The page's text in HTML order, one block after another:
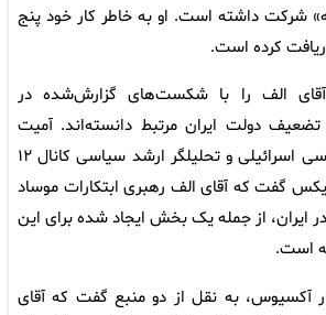
شرکت داشته است. او به خاطر کار خود پنج
کرده است.
آقای الف را با شکست‌های گزارش‌شده در
دولت ایران مرتبط دانسته‌اند. آمیت
سگال، روزنامه‌نگار سیاسی اسرائیلی و تحلیلگر ارشد سیاسی کانال ۱۲
گفت که آقای الف رهبری ابتکارات موساد
ایران، از جمله یک بخش ایجاد شده برای این
است.
آکسیوس، به نقل از دو منبع گفت که آقای